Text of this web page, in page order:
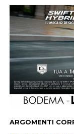
ARGOMENTI